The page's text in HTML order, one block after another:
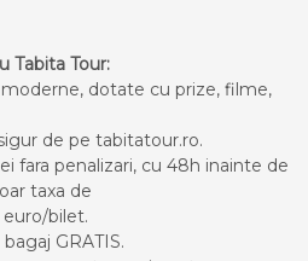
Tabita Tour:
dotate cu prize, filme,
de pe tabitatour.ro.
fara penalizari, cu 48h inainte de
taxa de
bilet.
GRATIS.